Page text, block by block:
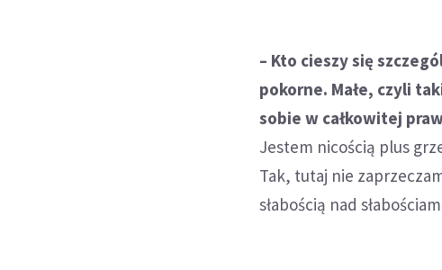
– Kto cieszy się
pokorne. Małe, czyli
sobie w całkowitej
Jestem nicością plus
Tak, tutaj nie
słabością nad